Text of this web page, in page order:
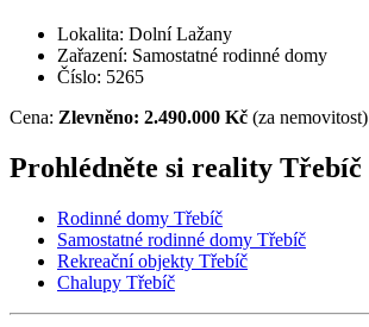
Lokalita: Dolní Lažany
Zařazení: Samostatné rodinné domy
Číslo: 5265
Cena: Zlevněno: 2.490.000 Kč (za nemovitost)
Prohlédněte si reality Třebíč
Rodinné domy Třebíč
Samostatné rodinné domy Třebíč
Rekreační objekty Třebíč
Chalupy Třebíč